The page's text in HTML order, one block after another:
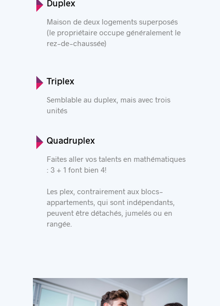
Duplex
Maison de deux logements superposés
(le propriétaire occupe généralement le
rez-de-chaussée)
Triplex
Semblable au duplex, mais avec trois
unités
Quadruplex
Faites aller vos talents en mathématiques
: 3 + 1 font bien 4!
Les plex, contrairement aux blocs-
appartements, qui sont indépendants,
peuvent être détachés, jumelés ou en
rangée.